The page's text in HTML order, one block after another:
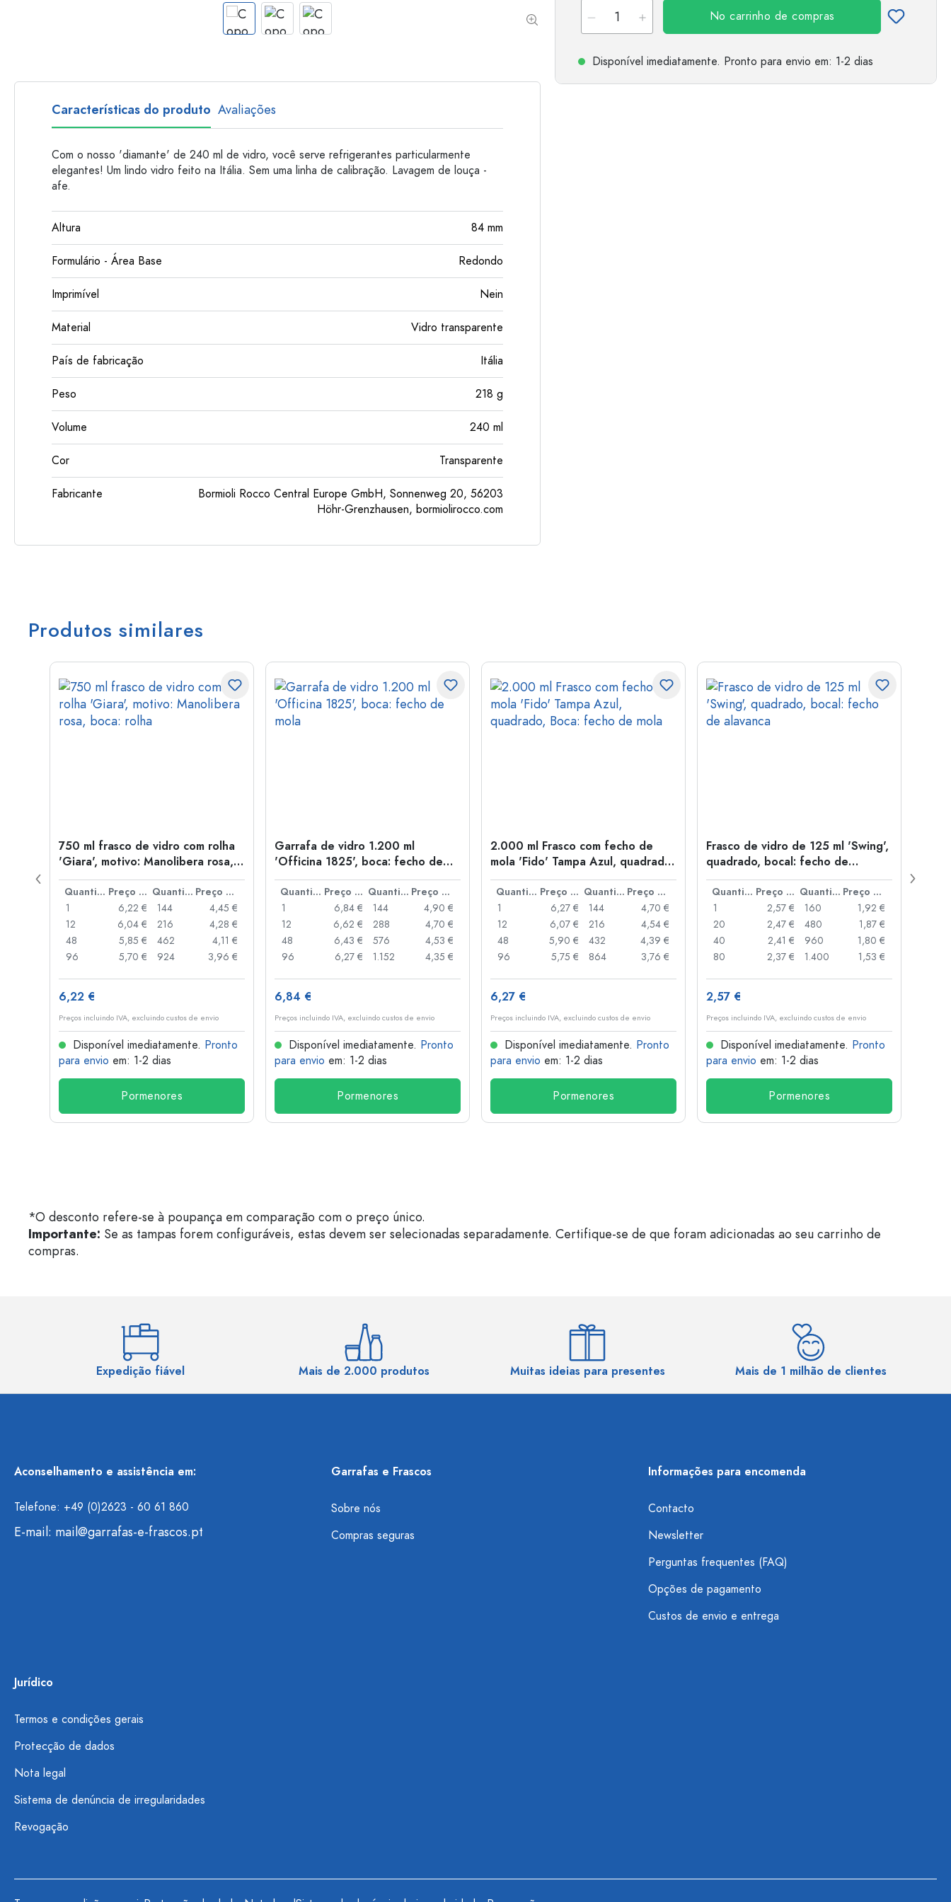
Garrafas de plastico
No carrinho de compras
Disponível imediatamente. Pronto para envio em: 1-2 dias
Características do produto Avaliações
Com o nosso 'diamante' de 240 ml de vidro, você serve refrigerantes particularmente
elegantes! Um lindo vidro feito na Itália. Sem uma linha de calibração. Lavagem de louça -
afe.
Altura 84 mm
Formulário - Área Base Redondo
Imprimível Nein
Material Vidro transparente
País de fabricação Itália
Peso 218 g
Volume 240 ml
Cor Transparente
Fabricante
Bormioli Rocco Central Europe GmbH, Sonnenweg 20, 56203
Höhr-Grenzhausen, bormiolirocco.com
Produtos similares
750 ml frasco de vidro com rolha
'Giara', motivo: Manolibera rosa,
boca: rolha
Quantidade Preço por peça Quantidade
Preço por peça
1
6,22 €
12
6,04 €
48
5,85 €
96
5,70 €
144
4,45 €
216
4,28 €
462
4,11 €
924
3,96 €
6,22 €
Preços incluindo IVA, excluindo custos de envio
Disponível imediatamente. Pronto
para envio em: 1-2 dias
Pormenores
Garrafa de vidro 1.200 ml
'Officina 1825', boca: fecho de
mola
Quantidade Preço por peça Quantidade
Preço por peça
1
6,84 €
12
6,62 €
48
6,43 €
96
6,27 €
144
4,90 €
288
4,70 €
576
4,53 €
1.152
4,35 €
6,84 €
Preços incluindo IVA, excluindo custos de envio
Disponível imediatamente. Pronto
para envio em: 1-2 dias
Pormenores
2.000 ml Frasco com fecho de
mola 'Fido' Tampa Azul, quadrado,
Boca: fecho de mola
Quantidade Preço por peça Quantidade
Preço por peça
1
6,27 €
12
6,07 €
48
5,90 €
96
5,75 €
144
4,70 €
216
4,54 €
432
4,39 €
864
3,76 €
6,27 €
Preços incluindo IVA, excluindo custos de envio
Disponível imediatamente. Pronto
para envio em: 1-2 dias
Pormenores
Frasco de vidro de 125 ml 'Swing',
quadrado, bocal: fecho de
alavanca
Quantidade Preço por peça Quantidade
Preço por peça
1
2,57 €
20
2,47 €
40
2,41 €
80
2,37 €
160
1,92 €
480
1,87 €
960
1,80 €
1.400
1,53 €
2,57 €
Preços incluindo IVA, excluindo custos de envio
Disponível imediatamente. Pronto
para envio em: 1-2 dias
Pormenores
*O desconto refere-se à poupança em comparação com o preço único.
Importante: Se as tampas forem configuráveis, estas devem ser selecionadas separadamente. Certifique-se de que foram adicionadas ao seu carrinho de
compras.
Expedição fiável Mais de 2.000 produtos Muitas ideias para presentes Mais de 1 milhão de clientes
Aconselhamento e assistência em:
Telefone: +49 (0)2623 - 60 61 860
E-mail: mail@garrafas-e-frascos.pt
Garrafas e Frascos
Sobre nós
Compras seguras
Informações para encomenda
Contacto
Newsletter
Perguntas frequentes (FAQ)
Opções de pagamento
Custos de envio e entrega
Jurídico
Termos e condições gerais
Protecção de dados
Nota legal
Sistema de denúncia de irregularidades
Revogação